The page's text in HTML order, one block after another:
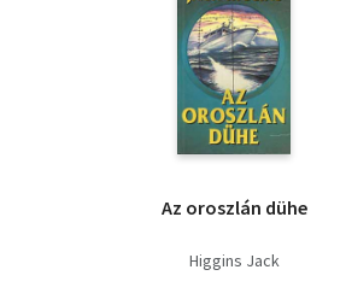
Az oroszlán dühe
Higgins Jack